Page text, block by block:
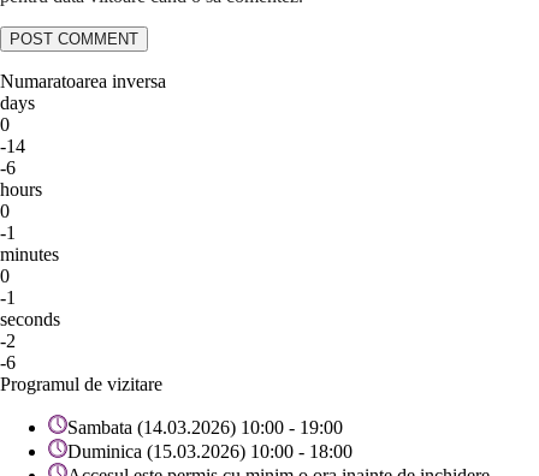
Numaratoarea inversa
days
0
-14
-6
hours
0
-1
minutes
0
-1
seconds
-2
-6
Programul de vizitare
Sambata (14.03.2026) 10:00 - 19:00
Duminica (15.03.2026) 10:00 - 18:00